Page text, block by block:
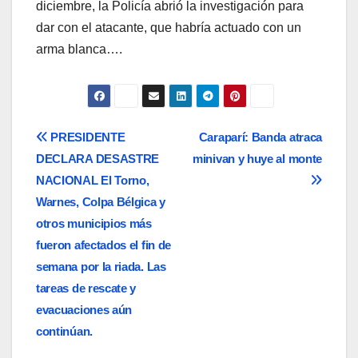
diciembre, la Policía abrió la investigación para
dar con el atacante, que habría actuado con un
arma blanca….
Navegación
de
entradas
Caraparí: Banda atraca
minivan y huye al monte
PRESIDENTE
DECLARA DESASTRE
NACIONAL El Torno,
Warnes, Colpa Bélgica y
otros municipios más
fueron afectados el fin de
semana por la riada. Las
tareas de rescate y
evacuaciones aún
continúan.